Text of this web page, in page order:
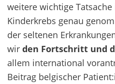
weitere wichtige
Kinderkrebs genau
der seltenen
wir den Fortschritt und
allem international
Beitrag belgischer